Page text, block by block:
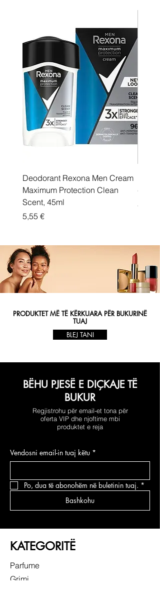
Deodorant Rexona Men Cream
Maximum Protection Clean
Scent, 45ml
Price
5,55 €
Price
5,55 €
PRODUKTET MË TË KËRKUARA PËR BUKURINË
TUAJ
BLEJ TANI
BËHU PJESË E DIÇKAJE TË
BUKUR
Regjistrohu për email-et tona për
oferta VIP dhe njoftime mbi
produktet e reja
Vendosni email-in tuaj këtu *
Po, dua të abonohëm në buletinin tuaj. *
Bashkohu
KATEGORITË
Parfume
Grimi